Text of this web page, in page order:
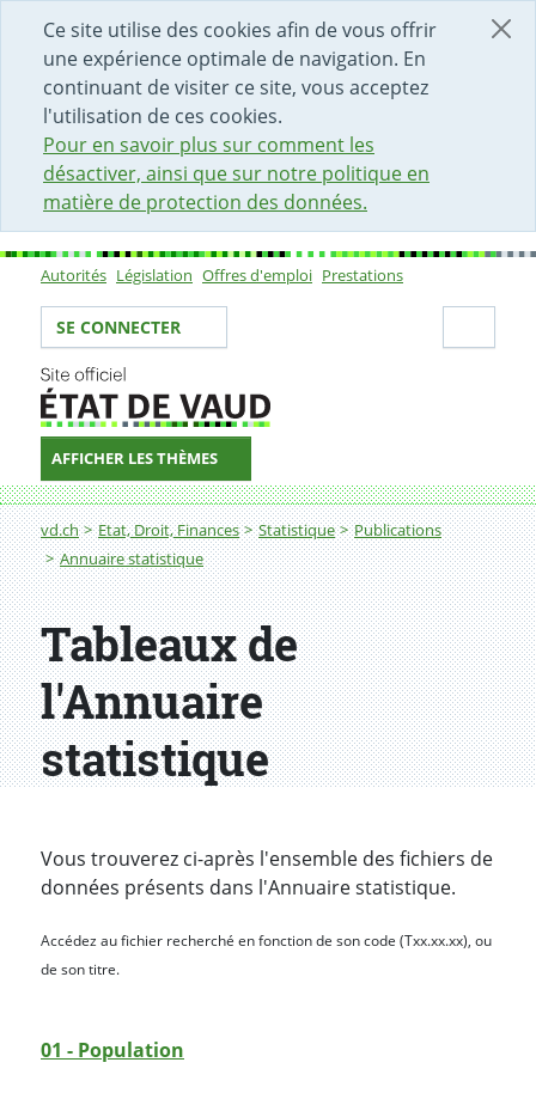
Ce site utilise des cookies afin de vous offrir
une expérience optimale de navigation. En
continuant de visiter ce site, vous acceptez
l'utilisation de ces cookies.
Pour en savoir plus sur comment les
désactiver, ainsi que sur notre politique en
matière de protection des données.
DÉBUT DU CONTENU DE LA PAGE
ACCÈS AU CHAMP DE RECHERCHE
PAGE D'ACCUEIL
FORMULAIRE DE CONTACT
Sous-navigation
Autorités Législation Offres d'emploi Prestations
Votre identité
SE CONNECTER
AFFICHER LES THÈMES
Fil d'Ariane
vd.ch Etat, Droit, Finances Statistique
Publications
Annuaire statistique
Tableaux de
l'Annuaire
statistique
Vous trouverez ci-après l'ensemble des fichiers de
données présents dans l'Annuaire statistique.
Accédez au fichier recherché en fonction de son code (Txx.xx.xx), ou
de son titre.
01 - Population